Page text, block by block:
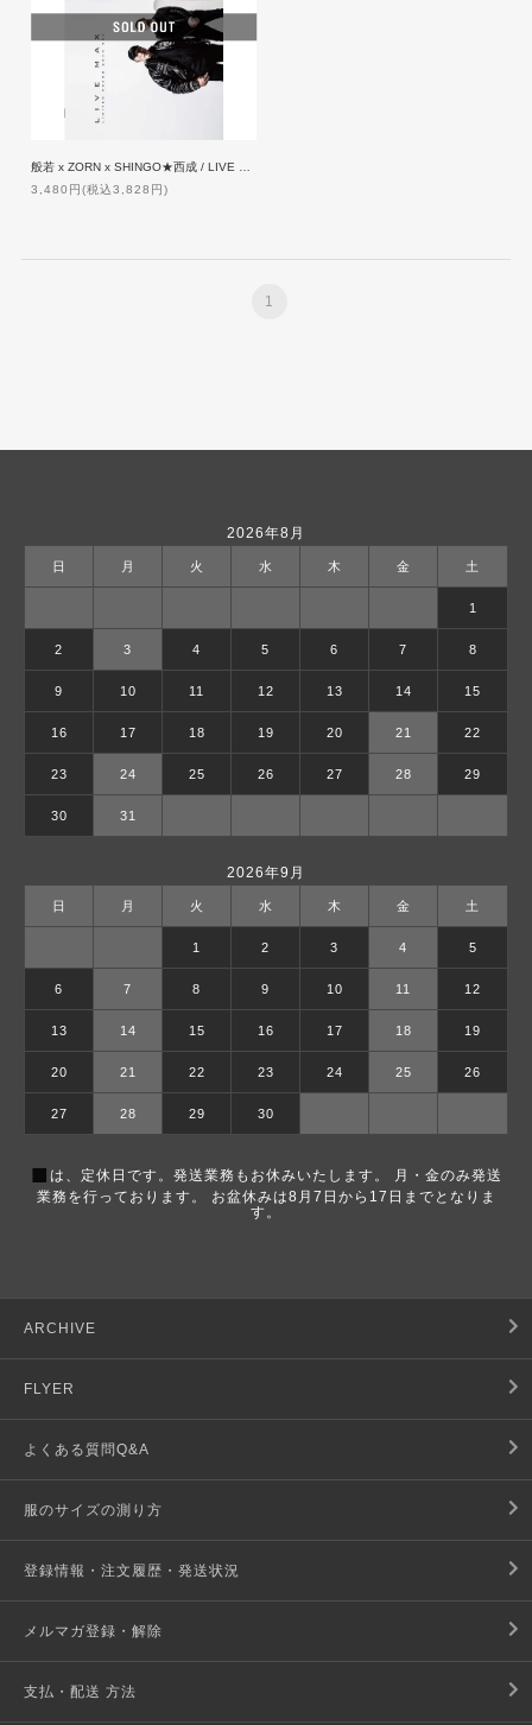
3,480円(税込3,828円)
1
2026年8月
日 月 火 水 木 金 土
1
2 3 4 5 6 7 8
9 10 11 12 13 14 15
16 17 18 19 20 21 22
23 24 25 26 27 28 29
30 31
2026年9月
日 月 火 水 木 金 土
1 2 3 4 5
6 7 8 9 10 11 12
13 14 15 16 17 18 19
20 21 22 23 24 25 26
27 28 29 30
■ は、定休日です。発送業務もお休みいたします。 月・金のみ発送
業務を行っております。 お盆休みは8月7日から17日までとなりま
す。
ARCHIVE
FLYER
よくある質問Q&A
服のサイズの測り方
登録情報・注文履歴・発送状況
メルマガ登録・解除
支払・配送 方法